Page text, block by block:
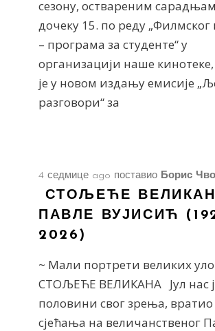
сезону, оствареним
дочеку 15. по реду „Филмског
– програма за студенте“ у
организацији наше
је у новом издању емисије
разговори“ за
4 седмице ago поставио Борис
СТОЉЕЋЕ
ПАВЛЕ ВУЈИСИЋ
2026)
~ Мали портрети великих
СТОЉЕЋЕ ВЕЛИКАНА Јул нас
половини свог зрења, вратио
сјећања на величанственог